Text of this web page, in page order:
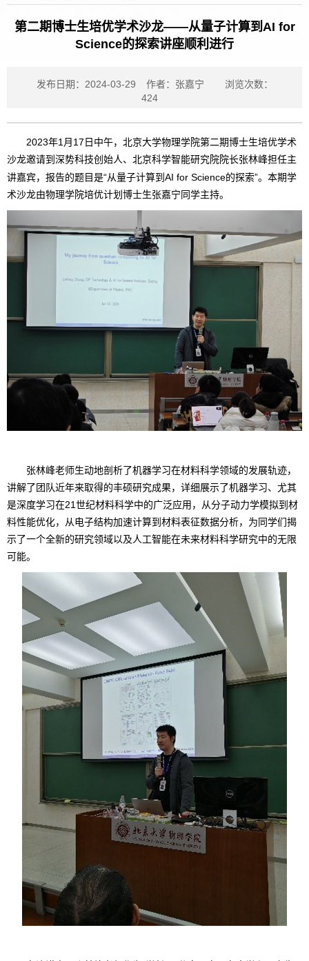
第二期博士生培优学术沙龙——从量子计算到AI for
Science的探索讲座顺利进行
发布日期：2024-03-29 作者：张嘉宁
浏览次数：
424
2023年1月17日中午，北京大学物理学院第二期博士生培优学术
沙龙邀请到深势科技创始人、北京科学智能研究院院长张林峰担任主
讲嘉宾，报告的题目是“从量子计算到AI for Science的探索”。本期学
术沙龙由物理学院培优计划博士生张嘉宁同学主持。
张林峰老师生动地剖析了机器学习在材料科学领域的发展轨迹，
讲解了团队近年来取得的丰硕研究成果，详细展示了机器学习、尤其
是深度学习在21世纪材料科学中的广泛应用，从分子动力学模拟到材
料性能优化，从电子结构加速计算到材料表征数据分析，为同学们揭
示了一个全新的研究领域以及人工智能在未来材料科学研究中的无限
可能。